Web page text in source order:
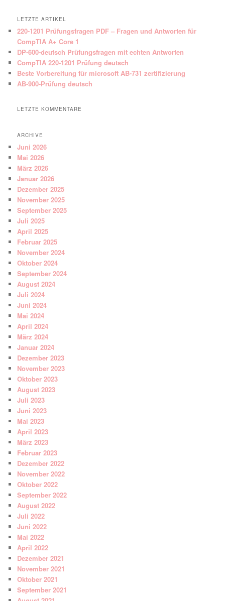
LETZTE ARTIKEL
220-1201 Prüfungsfragen PDF – Fragen und Antworten für
CompTIA A+ Core 1
DP-600-deutsch Prüfungsfragen mit echten Antworten
CompTIA 220-1201 Prüfung deutsch
Beste Vorbereitung für microsoft AB-731 zertifizierung
AB-900-Prüfung deutsch
LETZTE KOMMENTARE
ARCHIVE
Juni 2026
Mai 2026
März 2026
Januar 2026
Dezember 2025
November 2025
September 2025
Juli 2025
April 2025
Februar 2025
November 2024
Oktober 2024
September 2024
August 2024
Juli 2024
Juni 2024
Mai 2024
April 2024
März 2024
Januar 2024
Dezember 2023
November 2023
Oktober 2023
August 2023
Juli 2023
Juni 2023
Mai 2023
April 2023
März 2023
Februar 2023
Dezember 2022
November 2022
Oktober 2022
September 2022
August 2022
Juli 2022
Juni 2022
Mai 2022
April 2022
Dezember 2021
November 2021
Oktober 2021
September 2021